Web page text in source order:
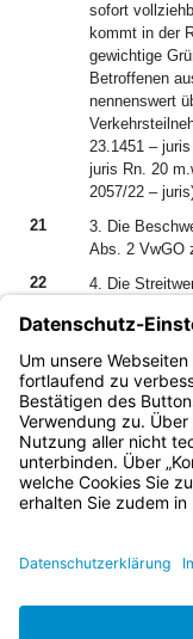
sofort
kommt in der
gewichtige
Betroffenen
nennenswert
23.1451 –
juris Rn. 20
2057/22 –
21
3. Die
Abs. 2 VwGO
22
4. Die
Empfehlungen
23
5. Dieser
Bayern.de
BayernPortal
Impressum